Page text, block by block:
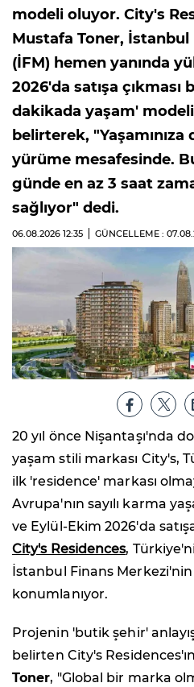
modeli oluyor. City's
Mustafa Toner,
(İFM) hemen yanında
2026'da satışa
dakikada yaşam'
belirterek,
yürüme mesafesinde.
günde en az 3 saat
sağlıyor" dedi.
06.08.2026 12:35 GÜNCELLEME :
20 yıl önce Nişantaşı'nda
yaşam stili markası City's,
ilk 'residence' markası
Avrupa'nın sayılı karma
ve Eylül-Ekim 2026'da
City's Residences,
İstanbul Finans
konumlanıyor.
Projenin 'butik şehir'
belirten City's
Toner, "Global bir marka